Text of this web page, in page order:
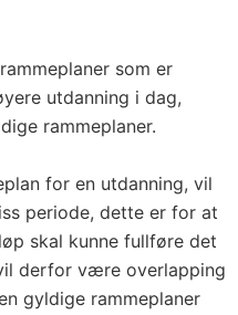
som er
utdanning i dag,
rammeplaner.
for en utdanning, vil
periode, dette er for at
skal kunne fullføre det
derfor være overlapping
gyldige rammeplaner